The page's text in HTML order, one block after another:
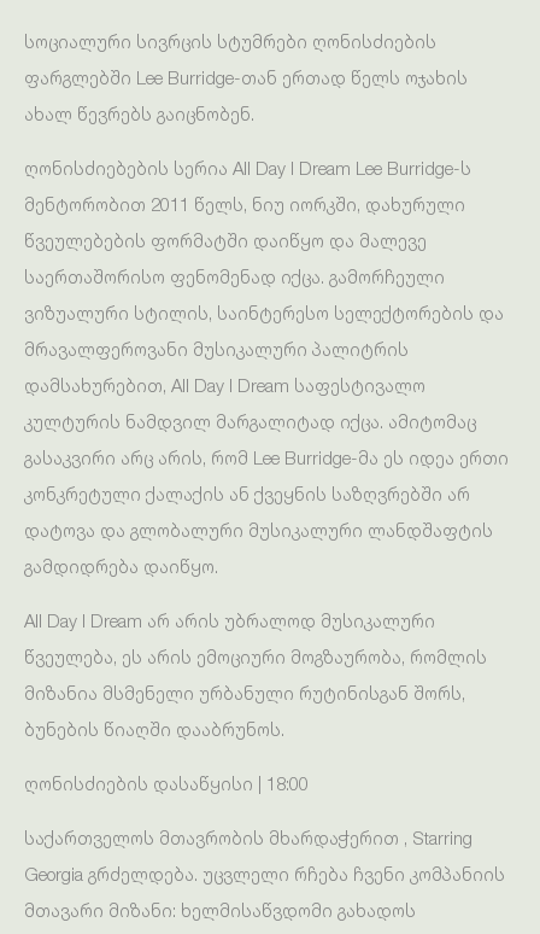
სოციალური სივრცის სტუმრები ღონისძიების
ფარგლებში Lee Burridge-თან ერთად წელს ოჯახის
ახალ წევრებს გაიცნობენ.
ღონისძიებების სერია All Day I Dream Lee Burridge-ს
მენტორობით 2011 წელს, ნიუ იორკში, დახურული
წვეულებების ფორმატში დაიწყო და მალევე
საერთაშორისო ფენომენად იქცა. გამორჩეული
ვიზუალური სტილის, საინტერესო სელექტორების და
მრავალფეროვანი მუსიკალური პალიტრის
დამსახურებით, All Day I Dream საფესტივალო
კულტურის ნამდვილ მარგალიტად იქცა. ამიტომაც
გასაკვირი არც არის, რომ Lee Burridge-მა ეს იდეა ერთი
კონკრეტული ქალაქის ან ქვეყნის საზღვრებში არ
დატოვა და გლობალური მუსიკალური ლანდშაფტის
გამდიდრება დაიწყო.
All Day I Dream არ არის უბრალოდ მუსიკალური
წვეულება, ეს არის ემოციური მოგზაურობა, რომლის
მიზანია მსმენელი ურბანული რუტინისგან შორს,
ბუნების წიაღში დააბრუნოს.
ღონისძიების დასაწყისი | 18:00
საქართველოს მთავრობის მხარდაჭერით , Starring
Georgia გრძელდება. უცვლელი რჩება ჩვენი კომპანიის
მთავარი მიზანი: ხელმისაწვდომი გახადოს